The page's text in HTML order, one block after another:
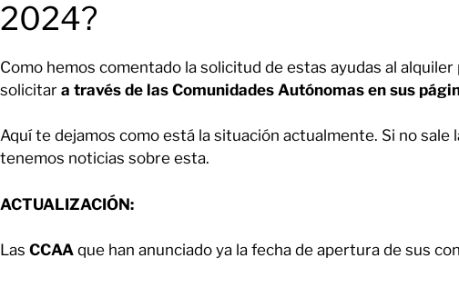
2024?​
Como hemos comentado la solicitud de estas ayudas al
solicitar a través de las Comunidades Autónomas en sus
Aquí te dejamos como está la situación actualmente. Si no sale
tenemos noticias sobre esta.
ACTUALIZACIÓN:
Las CCAA que han anunciado ya la fecha de apertura de sus